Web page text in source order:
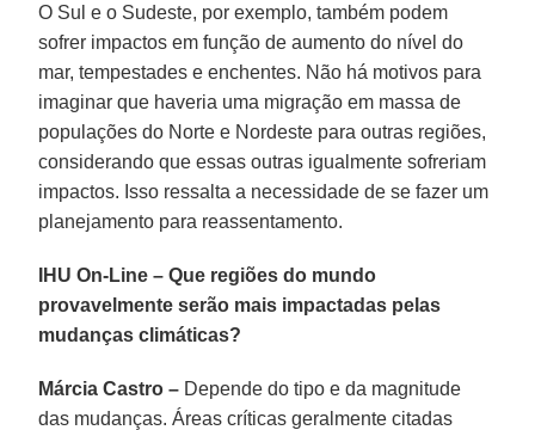
O Sul e o Sudeste, por exemplo, também podem
sofrer impactos em função de aumento do nível do
mar, tempestades e enchentes. Não há motivos para
imaginar que haveria uma migração em massa de
populações do Norte e Nordeste para outras regiões,
considerando que essas outras igualmente sofreriam
impactos. Isso ressalta a necessidade de se fazer um
planejamento para reassentamento.
IHU On-Line – Que regiões do mundo
provavelmente serão mais impactadas pelas
mudanças climáticas?
Márcia Castro – Depende do tipo e da magnitude
das mudanças. Áreas críticas geralmente citadas